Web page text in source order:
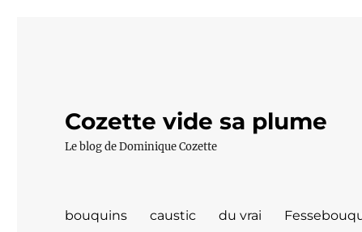
Cozette vide sa plume
Le blog de Dominique Cozette
bouquins caustic du vrai